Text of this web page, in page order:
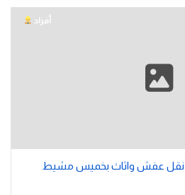
أفراد
نقل عفش واثاث بخميس مشيط